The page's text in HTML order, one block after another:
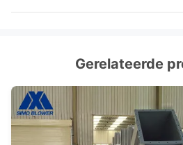
Gerelateerde